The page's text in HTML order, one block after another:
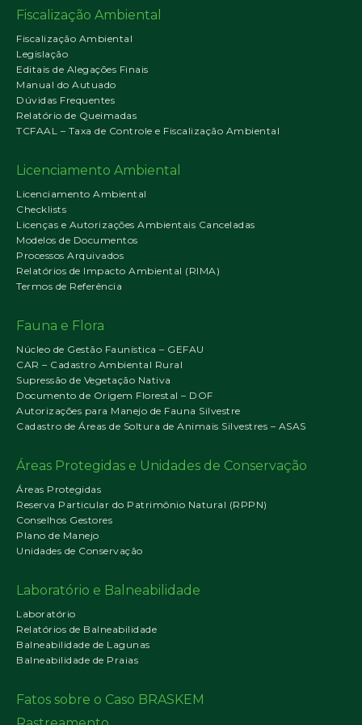
Fiscalização Ambiental
Fiscalização Ambiental
Legislação
Editais de Alegações Finais
Manual do Autuado
Dúvidas Frequentes
Relatório de Queimadas
TCFAAL – Taxa de Controle e Fiscalização Ambiental
Licenciamento Ambiental
Licenciamento Ambiental
Checklists
Licenças e Autorizações Ambientais Canceladas
Modelos de Documentos
Processos Arquivados
Relatórios de Impacto Ambiental (RIMA)
Termos de Referência
Fauna e Flora
Núcleo de Gestão Faunística – GEFAU
CAR – Cadastro Ambiental Rural
Supressão de Vegetação Nativa
Documento de Origem Florestal – DOF
Autorizações para Manejo de Fauna Silvestre
Cadastro de Áreas de Soltura de Animais Silvestres – ASAS
Áreas Protegidas e Unidades de Conservação
Áreas Protegidas
Reserva Particular do Patrimônio Natural (RPPN)
Conselhos Gestores
Plano de Manejo
Unidades de Conservação
Laboratório e Balneabilidade
Laboratório
Relatórios de Balneabilidade
Balneabilidade de Lagunas
Balneabilidade de Praias
Fatos sobre o Caso BRASKEM